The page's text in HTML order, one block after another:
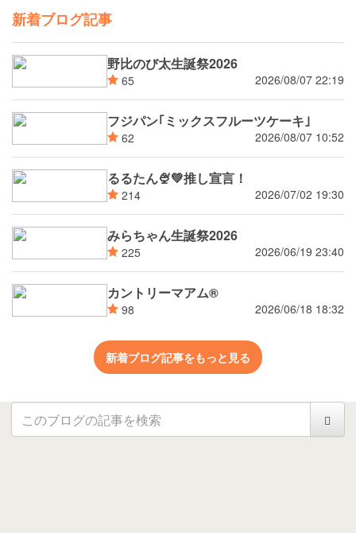
新着ブログ記事
野比のび太生誕祭2026
65 2026/08/07 22:19
フジパン｢ミックスフルーツケーキ｣
62 2026/08/07 10:52
るるたん🍨‪💚推し宣言！
214 2026/07/02 19:30
みらちゃん生誕祭2026
225 2026/06/19 23:40
カントリーマアム®
98 2026/06/18 18:32
新着ブログ記事をもっと見る